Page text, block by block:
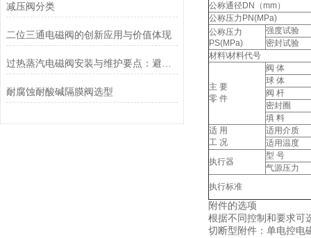
减压阀分类
二位三通电磁阀的创新应用与价值体现
耐腐蚀耐酸碱隔膜阀选型
公称通径DN（mm）
公称压力PN(MPa)
公称压力
PS(MPa)
强度试验
密封试验
材料\材料代号
主 要
零 件
阀 体
球 体
阀 杆
密封圈
填 料
适 用
工 况
适用介质
适用温度
执行器
型 号
气源压力
执行标准
附件的选项
根据不同控制和要求可
切断型附件：单电控电